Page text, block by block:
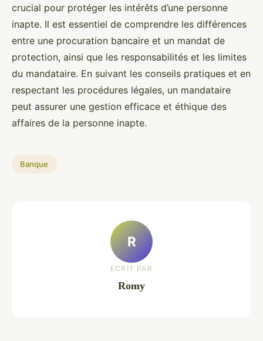
crucial pour protéger les intérêts d’une personne
inapte. Il est essentiel de comprendre les différences
entre une procuration bancaire et un mandat de
protection, ainsi que les responsabilités et les limites
du mandataire. En suivant les conseils pratiques et en
respectant les procédures légales, un mandataire
peut assurer une gestion efficace et éthique des
affaires de la personne inapte.
Banque
R
ECRIT PAR
Romy